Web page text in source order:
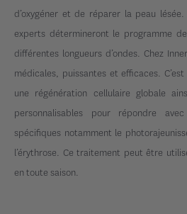
d’oxygéner et de réparer la peau
experts détermineront le programme
différentes longueurs d’ondes. Chez
médicales, puissantes et efficaces.
une régénération cellulaire globale
personnalisables pour répondre
spécifiques notamment le
l’érythrose. Ce traitement peut être
en toute saison.